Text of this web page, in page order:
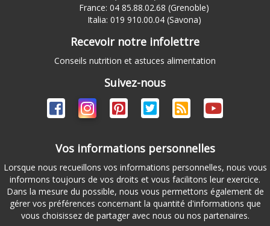
France: 04 85.88.02.68 (Grenoble)
Italia: 019 910.00.04 (Savona)
Recevoir notre infolettre
Conseils nutrition et astuces alimentation
Suivez-nous
Vos informations personnelles
Lorsque nous recueillons vos informations personnelles, nous vous
informons toujours de vos droits et vous facilitons leur exercice.
Dans la mesure du possible, nous vous permettons également de
gérer vos préférences concernant la quantité d'informations que
vous choisissez de partager avec nous ou nos partenaires.